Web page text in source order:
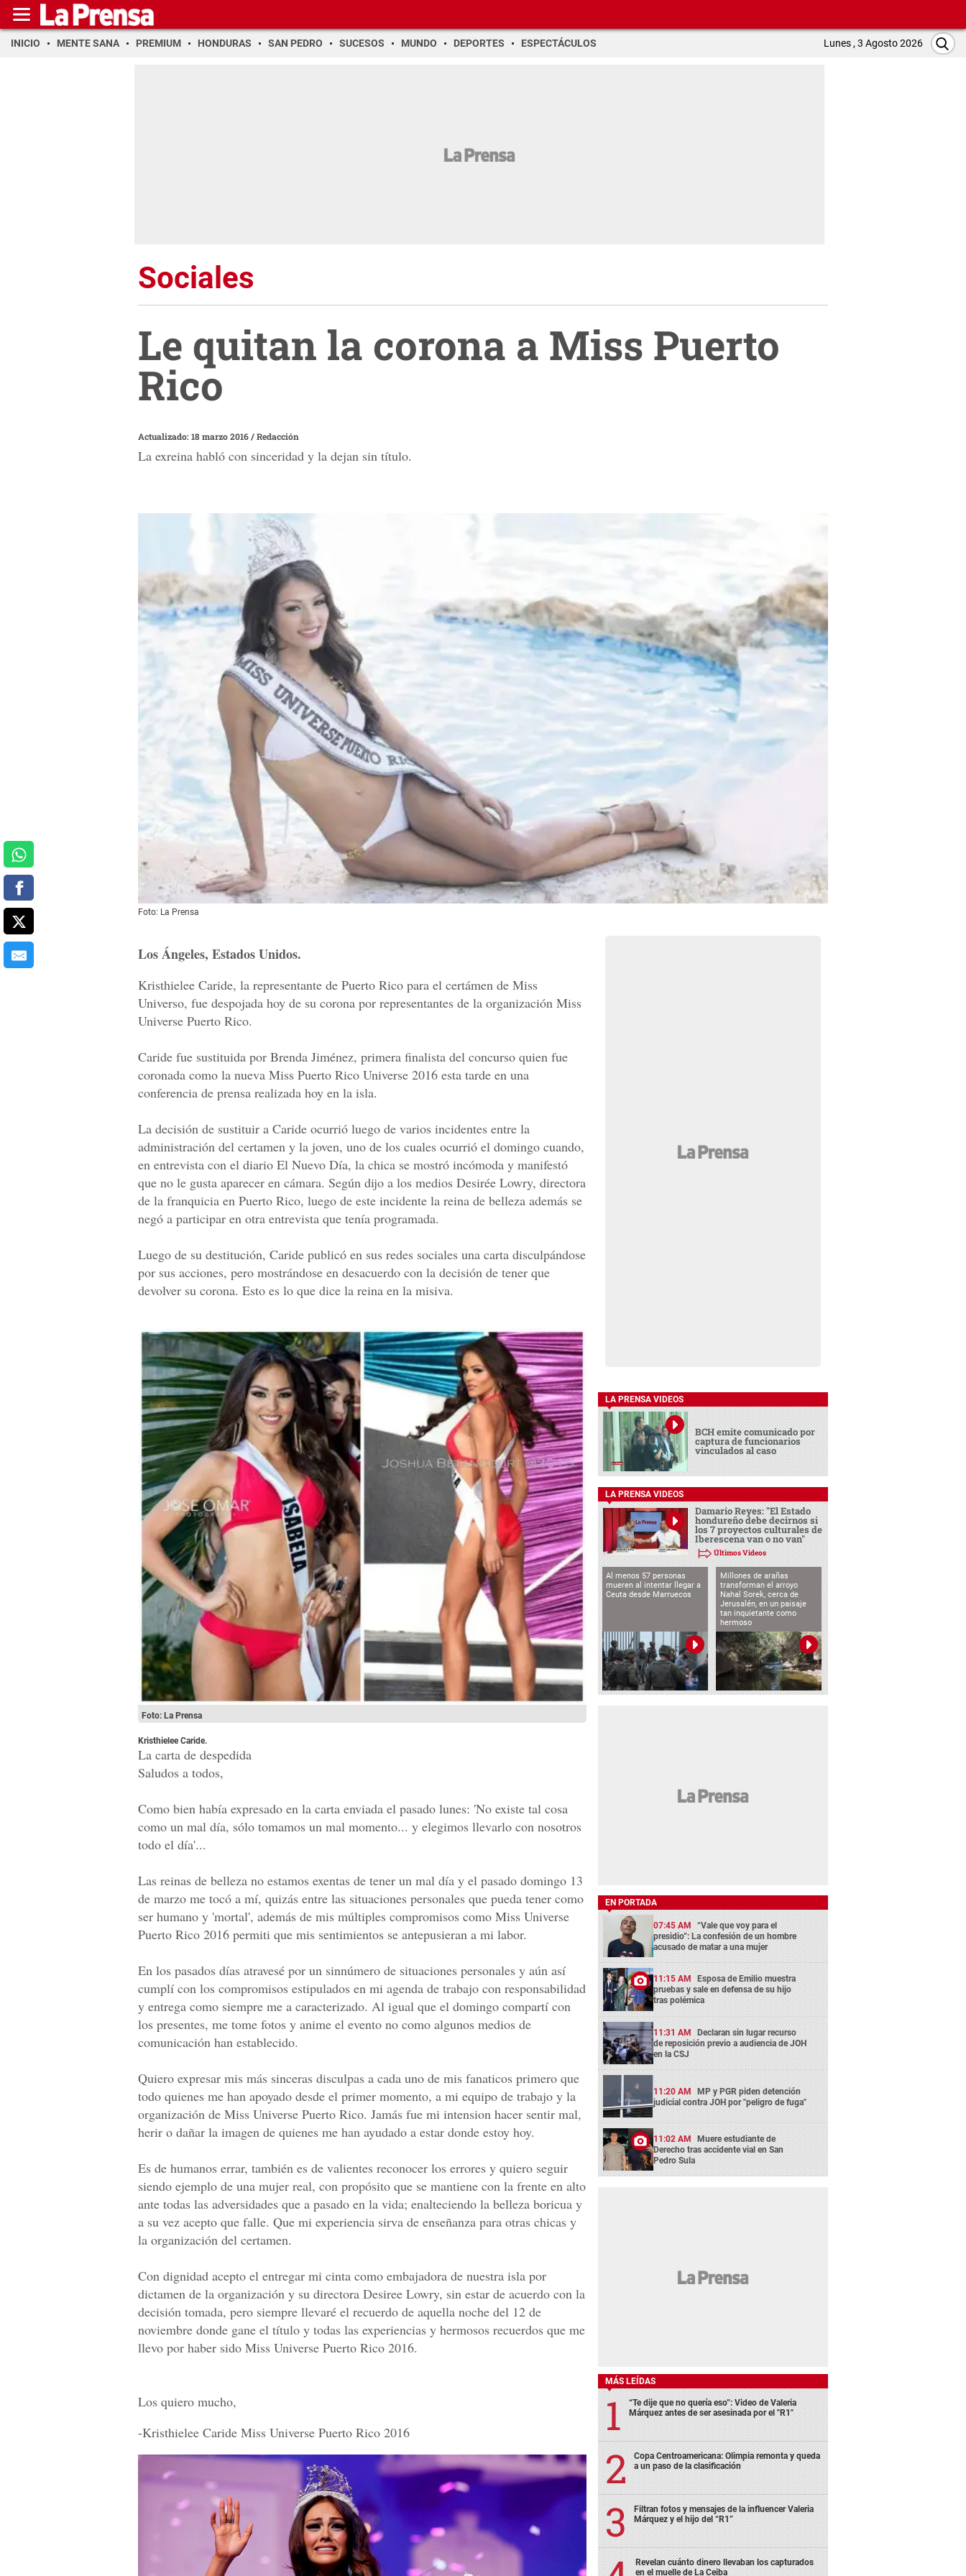
INICIO MENTE SANA PREMIUM HONDURAS SAN PEDRO SUCESOS MUNDO DEPORTES ESPECTÁCULOS Lunes , 3 Agosto 2026
Sociales
Le quitan la corona a Miss Puerto
Rico
Actualizado: 18 marzo 2016/Redacción
La exreina habló con sinceridad y la dejan sin título.
Foto: La Prensa
Los Ángeles, Estados Unidos.
Kristhielee Caride, la representante de Puerto Rico para el certámen de Miss
Universo, fue despojada hoy de su corona por representantes de la organización Miss
Universe Puerto Rico.
Caride fue sustituida por Brenda Jiménez, primera finalista del concurso quien fue
coronada como la nueva Miss Puerto Rico Universe 2016 esta tarde en una
conferencia de prensa realizada hoy en la isla.
La decisión de sustituir a Caride ocurrió luego de varios incidentes entre la
administración del certamen y la joven, uno de los cuales ocurrió el domingo cuando,
en entrevista con el diario El Nuevo Día, la chica se mostró incómoda y manifestó
que no le gusta aparecer en cámara. Según dijo a los medios Desirée Lowry, directora
de la franquicia en Puerto Rico, luego de este incidente la reina de belleza además se
negó a participar en otra entrevista que tenía programada.
Luego de su destitución, Caride publicó en sus redes sociales una carta disculpándose
por sus acciones, pero mostrándose en desacuerdo con la decisión de tener que
devolver su corona. Esto es lo que dice la reina en la misiva.
Foto: La Prensa
Kristhielee Caride.
La carta de despedida
Saludos a todos,
Como bien había expresado en la carta enviada el pasado lunes: 'No existe tal cosa
como un mal día, sólo tomamos un mal momento... y elegimos llevarlo con nosotros
todo el día'...
Las reinas de belleza no estamos exentas de tener un mal día y el pasado domingo 13
de marzo me tocó a mí, quizás entre las situaciones personales que pueda tener como
ser humano y 'mortal', además de mis múltiples compromisos como Miss Universe
Puerto Rico 2016 permiti que mis sentimientos se antepusieran a mi labor.
En los pasados días atravesé por un sinnúmero de situaciones personales y aún así
cumplí con los compromisos estipulados en mi agenda de trabajo con responsabilidad
y entrega como siempre me a caracterizado. Al igual que el domingo compartí con
los presentes, me tome fotos y anime el evento no como algunos medios de
comunicación han establecido.
Quiero expresar mis más sinceras disculpas a cada uno de mis fanaticos primero que
todo quienes me han apoyado desde el primer momento, a mi equipo de trabajo y la
organización de Miss Universe Puerto Rico. Jamás fue mi intension hacer sentir mal,
herir o dañar la imagen de quienes me han ayudado a estar donde estoy hoy.
Es de humanos errar, también es de valientes reconocer los errores y quiero seguir
siendo ejemplo de una mujer real, con propósito que se mantiene con la frente en alto
ante todas las adversidades que a pasado en la vida; enalteciendo la belleza boricua y
a su vez acepto que falle. Que mi experiencia sirva de enseñanza para otras chicas y
la organización del certamen.
Con dignidad acepto el entregar mi cinta como embajadora de nuestra isla por
dictamen de la organización y su directora Desiree Lowry, sin estar de acuerdo con la
decisión tomada, pero siempre llevaré el recuerdo de aquella noche del 12 de
noviembre donde gane el título y todas las experiencias y hermosos recuerdos que me
llevo por haber sido Miss Universe Puerto Rico 2016.
Los quiero mucho,
-Kristhielee Caride Miss Universe Puerto Rico 2016
LA PRENSA VIDEOS
BCH emite comunicado por
captura de funcionarios
vinculados al caso
LA PRENSA VIDEOS
Damario Reyes: "El Estado
hondureño debe decirnos si
los 7 proyectos culturales de
Iberescena van o no van"
Últimos Videos
Al menos 57 personas
mueren al intentar llegar a
Ceuta desde Marruecos
Millones de arañas
transforman el arroyo
Nahal Sorek, cerca de
Jerusalén, en un paisaje
tan inquietante como
hermoso
EN PORTADA
07:45 AM “Vale que voy para el
presidio”: La confesión de un hombre
acusado de matar a una mujer
11:15 AM Esposa de Emilio muestra
pruebas y sale en defensa de su hijo
tras polémica
11:31 AM Declaran sin lugar recurso
de reposición previo a audiencia de JOH
en la CSJ
11:20 AM MP y PGR piden detención
judicial contra JOH por "peligro de fuga"
11:02 AM Muere estudiante de
Derecho tras accidente vial en San
Pedro Sula
MÁS LEÍDAS
“Te dije que no quería eso”: Video de Valeria
Márquez antes de ser asesinada por el "R1"
Copa Centroamericana: Olimpia remonta y queda
a un paso de la clasificación
Filtran fotos y mensajes de la influencer Valeria
Márquez y el hijo del “R1”
Revelan cuánto dinero llevaban los capturados
en el muelle de La Ceiba